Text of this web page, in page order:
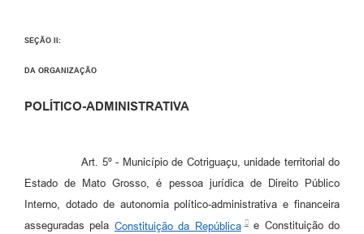
SEÇÃO II:
DA ORGANIZAÇÃO
POLÍTICO-ADMINISTRATIVA
Art. 5º - Município de Cotriguaçu, unidade territorial do
Estado de Mato Grosso, é pessoa jurídica de Direito Público
Interno, dotado de autonomia político-administrativa e financeira
asseguradas pela Constituição da República e Constituição do